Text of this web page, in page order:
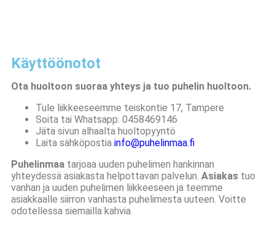
Käyttöönotot
Ota huoltoon suoraa yhteys ja tuo puhelin huoltoon.
Tule liikkeeseemme teiskontie 17, Tampere
Soita tai Whatsapp: 0458469146
Jätä sivun alhaalta huoltopyyntö
Laita sähköpostia info@puhelinmaa.fi
Puhelinmaa tarjoaa uuden puhelimen hankinnan
yhteydessä asiakasta helpottavan palvelun. Asiakas tuo
vanhan ja uuden puhelimen liikkeeseen ja teemme
asiakkaalle siirron vanhasta puhelimesta uuteen. Voitte
odotellessa siemailla kahvia.